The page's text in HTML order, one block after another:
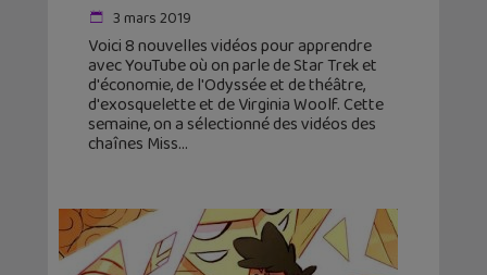
3 mars 2019
Voici 8 nouvelles vidéos pour apprendre
avec YouTube où on parle de Star Trek et
d'économie, de l'Odyssée et de théâtre,
d'exosquelette et de Virginia Woolf. Cette
semaine, on a sélectionné des vidéos des
chaînes Miss